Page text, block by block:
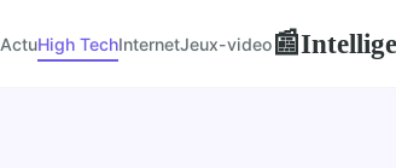
ActuHigh TechInternetJeux-video📰